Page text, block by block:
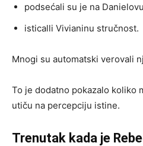
podsećali su je na
isticalli Vivianinu stručnost.
Mnogi su automatski verovali
To je dodatno pokazalo koliko
utiču na percepciju istine.
Trenutak kada je